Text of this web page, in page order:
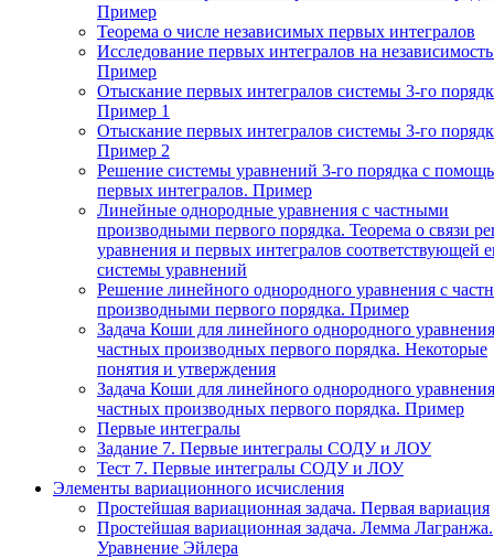
Пример
Теорема о числе независимых первых интегралов
Исследование первых интегралов на
Пример
Отыскание первых интегралов системы 3-го
Пример 1
Отыскание первых интегралов системы 3-го
Пример 2
Решение системы уравнений 3-го порядка с
первых интегралов. Пример
Линейные однородные уравнения с частными
производными первого порядка. Теорема о связи
уравнения и первых интегралов соответствующей
системы уравнений
Решение линейного однородного уравнения с
производными первого порядка. Пример
Задача Коши для линейного однородного
частных производных первого порядка. Некоторые
понятия и утверждения
Задача Коши для линейного однородного
частных производных первого порядка. Пример
Первые интегралы
Задание 7. Первые интегралы СОДУ и ЛОУ
Тест 7. Первые интегралы СОДУ и ЛОУ
Элементы вариационного исчисления
Простейшая вариационная задача. Первая вариация
Простейшая вариационная задача. Лемма Лагранжа.
Уравнение Эйлера